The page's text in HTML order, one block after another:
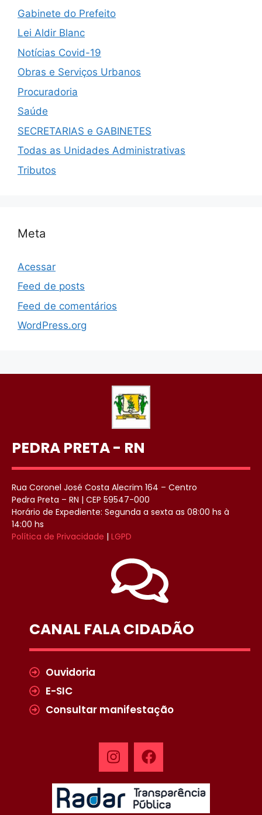
Gabinete do Prefeito
Lei Aldir Blanc
Notícias Covid-19
Obras e Serviços Urbanos
Procuradoria
Saúde
SECRETARIAS e GABINETES
Todas as Unidades Administrativas
Tributos
Meta
Acessar
Feed de posts
Feed de comentários
WordPress.org
PEDRA PRETA - RN
Rua Coronel José Costa Alecrim 164 – Centro
Pedra Preta – RN | CEP 59547-000
Horário de Expediente: Segunda a sexta as 08:00 hs à
14:00 hs
Política de Privacidade | LGPD
CANAL FALA CIDADÃO
Ouvidoria
E-SIC
Consultar manifestação